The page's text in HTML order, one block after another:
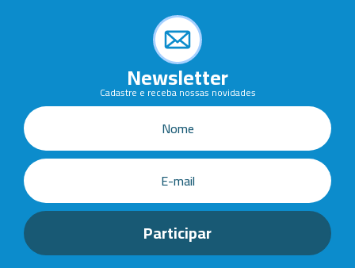
Newsletter
Cadastre e receba nossas novidades